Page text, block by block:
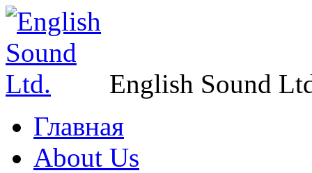
English Sound
Главная
About Us